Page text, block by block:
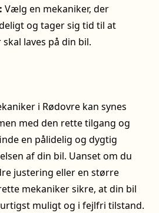
Vælg en mekaniker, der
og tager sig tid til at
laves på din bil.
i Rødovre kan synes
med den rette tilgang og
en pålidelig og dygtig
af din bil. Uanset om du
justering eller en større
mekaniker sikre, at din bil
muligt og i fejlfri tilstand.